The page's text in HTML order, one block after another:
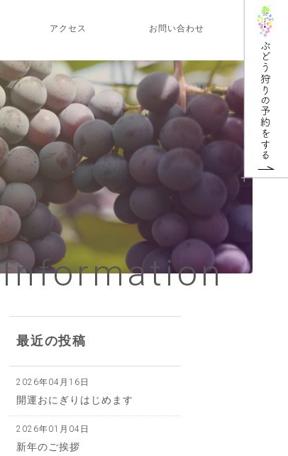
アクセス お問い合わせ
Information
最近の投稿
2026年04月16日
開運おにぎりはじめます
2026年01月04日
新年のご挨拶